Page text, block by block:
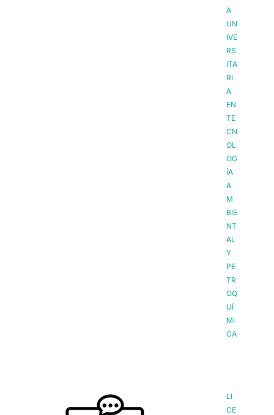
A
UN
IVE
RS
ITA
RI
A
EN
TE
CN
OL
OG
ÍA
A
M
BIE
NT
AL
Y
PE
TR
OQ
UÍ
MI
CA
LI
CE